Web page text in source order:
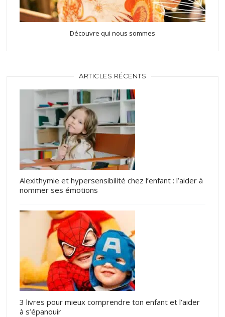
Découvre qui nous sommes
ARTICLES RÉCENTS
Alexithymie et hypersensibilité chez l’enfant : l’aider à
nommer ses émotions
3 livres pour mieux comprendre ton enfant et l’aider
à s’épanouir